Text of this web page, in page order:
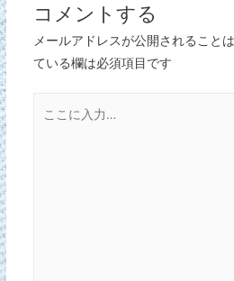
コメントする
メールアドレスが公開されること
ている欄は必須項目です